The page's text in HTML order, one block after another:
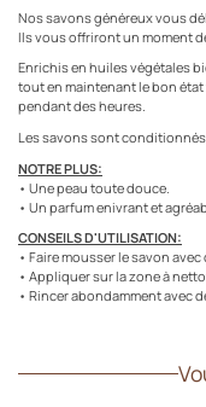
Nos savons généreux vous
Ils vous offriront un moment
Enrichis en huiles végétales
tout en maintenant le bon
pendant des heures.
Les savons sont
NOTRE PLUS:
• Une peau toute douce.
• Un parfum enivrant et
CONSEILS D'UTILISATION:
• Faire mousser le savon avec
• Appliquer sur la zone à
• Rincer abondamment avec